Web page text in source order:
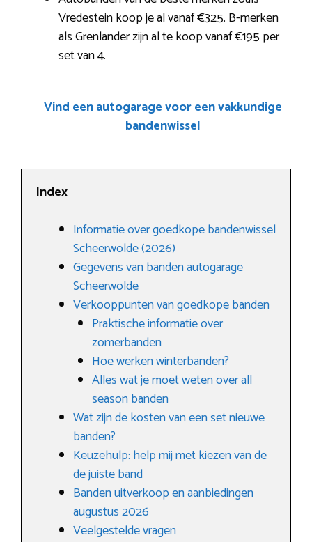
Vredestein koop je al vanaf €325. B-merken
als Grenlander zijn al te koop vanaf €195 per
set van 4.
Vind een autogarage voor een vakkundige
bandenwissel
Index
Informatie over goedkope bandenwissel
Scheerwolde (2026)
Gegevens van banden autogarage
Scheerwolde
Verkooppunten van goedkope banden
Praktische informatie over
zomerbanden
Hoe werken winterbanden?
Alles wat je moet weten over all
season banden
Wat zijn de kosten van een set nieuwe
banden?
Keuzehulp: help mij met kiezen van de
de juiste band
Banden uitverkoop en aanbiedingen
augustus 2026
Veelgestelde vragen